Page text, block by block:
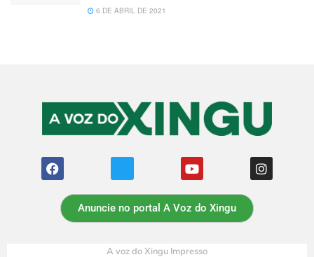
6 DE ABRIL DE 2021
Anuncie no portal A Voz do Xingu
A voz do Xingu Impresso